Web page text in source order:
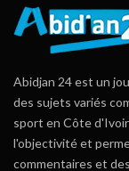
Abidjan 24 est un
des sujets variés
sport en Côte
l'objectivité et
commentaires et